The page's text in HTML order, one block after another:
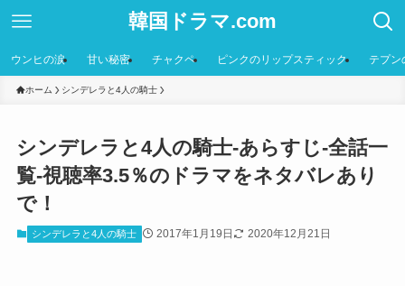
韓国ドラマ.com
ウンヒの涙 甘い秘密 チャクペ ピンクのリップスティック テプン
ホーム シンデレラと4人の騎士
シンデレラと4人の騎士-あらすじ-全話一
覧-視聴率3.5％のドラマをネタバレあり
で！
シンデレラと4人の騎士 2017年1月19日 2020年12月21日